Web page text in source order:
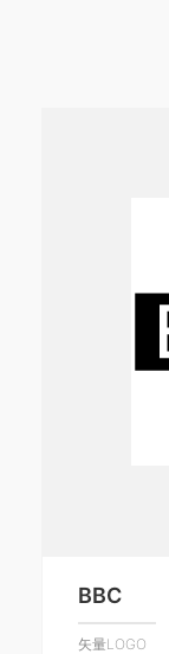
BBC
矢量LOGO